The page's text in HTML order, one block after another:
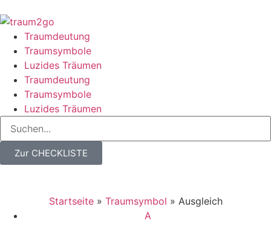
Traumdeutung
Traumsymbole
Luzides Träumen
Traumdeutung
Traumsymbole
Luzides Träumen
Zur CHECKLISTE
Startseite» Traumsymbol » Ausgleich
A